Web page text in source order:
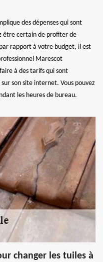
des dépenses qui sont
être certain de profiter de
rapport à votre budget, il est
Marescot
à des tarifs qui sont
son site internet. Vous pouvez
les heures de bureau.
changer les tuiles à